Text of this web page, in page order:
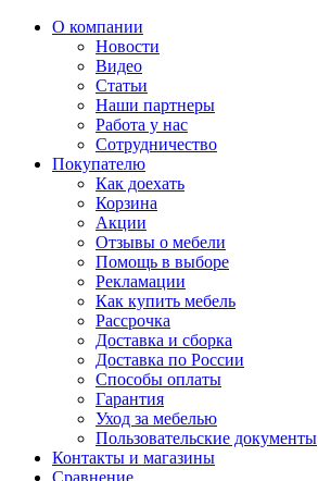
О компании
Новости
Видео
Статьи
Наши партнеры
Работа у нас
Сотрудничество
Покупателю
Как доехать
Корзина
Акции
Отзывы о мебели
Помощь в выборе
Рекламации
Как купить мебель
Рассрочка
Доставка и сборка
Доставка по России
Способы оплаты
Гарантия
Уход за мебелью
Пользовательские документы
Контакты и магазины
Сравнение